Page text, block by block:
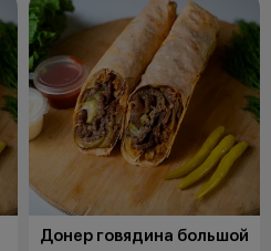
Донер говядина большой